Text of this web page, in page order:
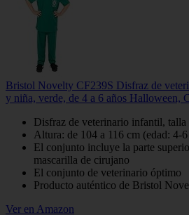
Bristol Novelty CF239S Disfraz de
y niña, verde, de 4 a 6 años Halloween,
Disfraz de veterinario infantil, talla
Altura: de 104 a 116 cm (edad: 4-
El conjunto incluye la parte
mascarilla de cirujano
El conjunto de veterinario óptimo
Producto auténtico de Bristol
Ver en Amazon